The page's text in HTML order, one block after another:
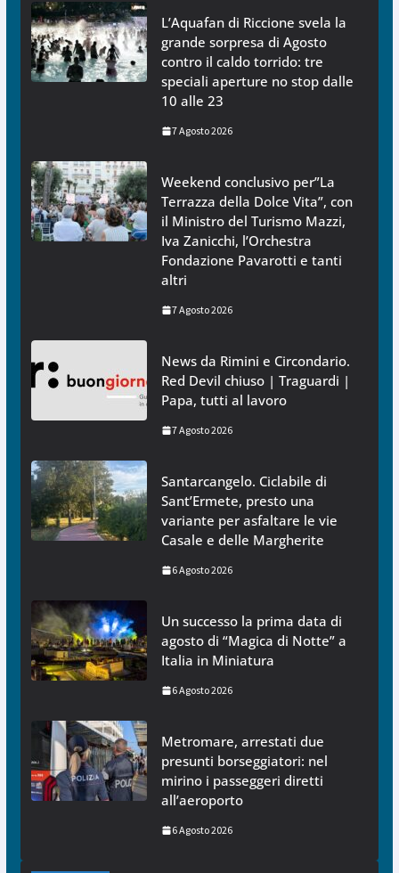
L’Aquafan di Riccione svela la
grande sorpresa di Agosto
contro il caldo torrido: tre
speciali aperture no stop dalle
10 alle 23
7 Agosto 2026
Weekend conclusivo per”La
Terrazza della Dolce Vita”, con
il Ministro del Turismo Mazzi,
Iva Zanicchi, l’Orchestra
Fondazione Pavarotti e tanti
altri
7 Agosto 2026
News da Rimini e Circondario.
Red Devil chiuso | Traguardi |
Papa, tutti al lavoro
7 Agosto 2026
Santarcangelo. Ciclabile di
Sant’Ermete, presto una
variante per asfaltare le vie
Casale e delle Margherite
6 Agosto 2026
Un successo la prima data di
agosto di “Magica di Notte” a
Italia in Miniatura
6 Agosto 2026
Metromare, arrestati due
presunti borseggiatori: nel
mirino i passeggeri diretti
all’aeroporto
6 Agosto 2026